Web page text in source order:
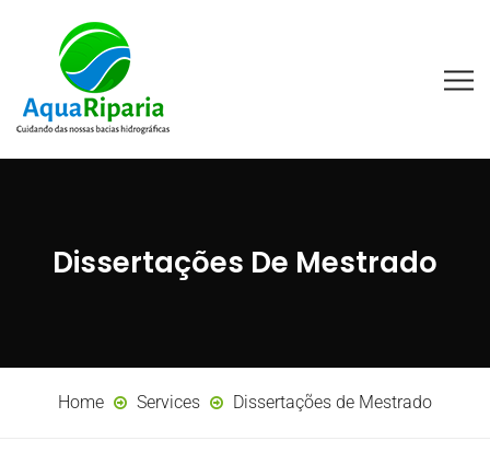
Dissertações De Mestrado
Home Services Dissertações de Mestrado